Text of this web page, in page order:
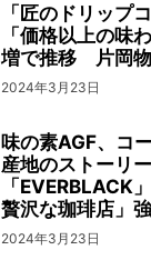
「匠のドリップ
「価格以上の
増で推移 片岡
2024年3月23日
味の素AGF、コ
産地のストーリ
「
贅沢な珈琲店」
2024年3月23日